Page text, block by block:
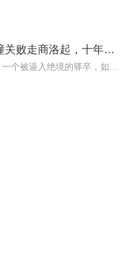
闯王李自成兴亡录：潼关败走商洛起，十年浴血破洛阳